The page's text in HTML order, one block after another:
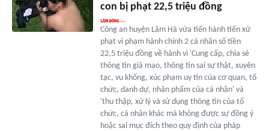
con bị phạt 22,5 triệu đồng
Công an huyện Lâm Hà vừa tiến hành tiến xử
phạt vi phạm hành chính 2 cá nhân số tiền
22,5 triệu đồng về hành vi 'Cung cấp, chia sẻ
thông tin giả mạo, thông tin sai sự thật, xuyên
tạc, vu khống, xúc phạm uy tín của cơ quan, tổ
chức, danh dự, nhân phẩm của cá nhân' và
'thu thập, xử lý và sử dụng thông tin của tổ
chức, cá nhân khác mà không được sự đồng ý
hoặc sai mục đích theo quy định của pháp